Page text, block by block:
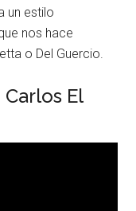
un estilo
nos hace
o Del Guercio.
El